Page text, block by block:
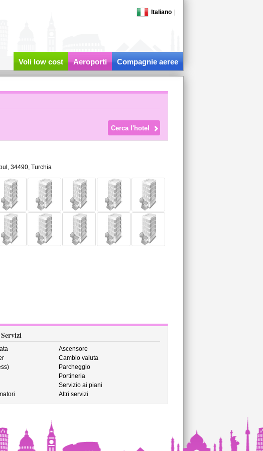
Italiano
Voli low cost Aeroporti Compagnie aeree
, 34490, Turchia
Servizi
Ascensore
Cambio valuta
Parcheggio
Portineria
Servizio ai piani
Altri servizi